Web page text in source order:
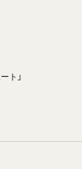
ト」